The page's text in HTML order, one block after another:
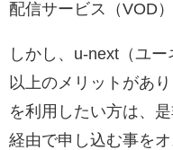
配信サービス（VOD
しかし、u-next（ユ
以上のメリットがあ
を利用したい方は、
経由で申し込む事をオ